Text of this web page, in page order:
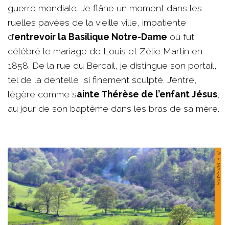
guerre mondiale. Je flâne un moment dans les
ruelles pavées de la vieille ville, impatiente
d’entrevoir la Basilique Notre-Dame où fut
célébré le mariage de Louis et Zélie Martin en
1858. De la rue du Bercail, je distingue son portail,
tel de la dentelle, si finement sculpté. J’entre,
légère comme sainte Thérèse de l’enfant Jésus,
au jour de son baptême dans les bras de sa mère.
© F. MASSIAS